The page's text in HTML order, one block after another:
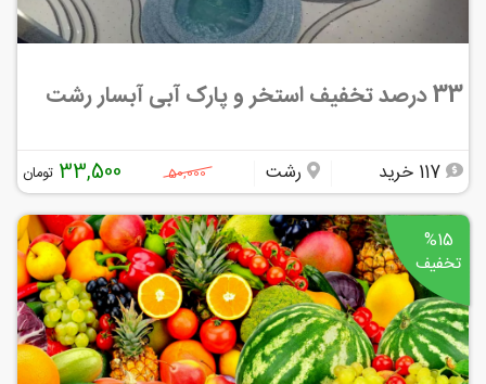
33 درصد تخفیف استخر و پارک آبی آبسار رشت
رشت 50,000
33,500 تومان
%15
تخفیف